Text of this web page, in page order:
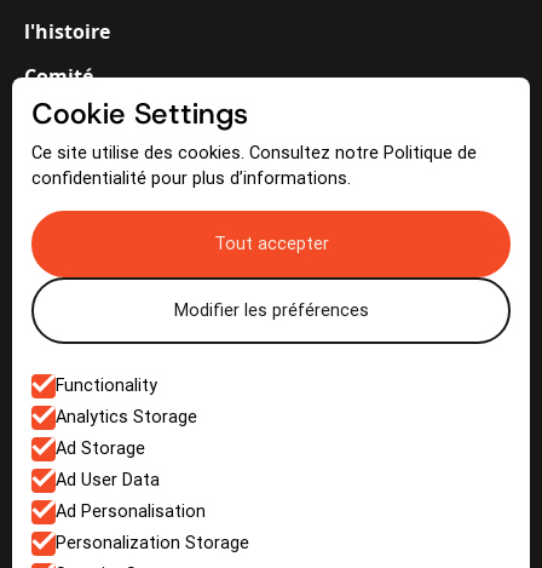
Cookie Settings
Ce site utilise des cookies. Consultez notre Politique de
confidentialité pour plus d’informations.
Tout accepter
Modifier les préférences
Functionality
Analytics Storage
Ad Storage
Ad User Data
Ad Personalisation
Personalization Storage
l'histoire
Comité
Bénévoles
Médias
Actualités
Galerie
Contact
Nous contacter